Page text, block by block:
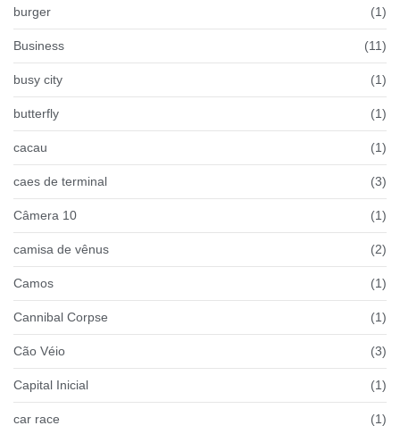
burger (1)
Business (11)
busy city (1)
butterfly (1)
cacau (1)
caes de terminal (3)
Câmera 10 (1)
camisa de vênus (2)
Camos (1)
Cannibal Corpse (1)
Cão Véio (3)
Capital Inicial (1)
car race (1)